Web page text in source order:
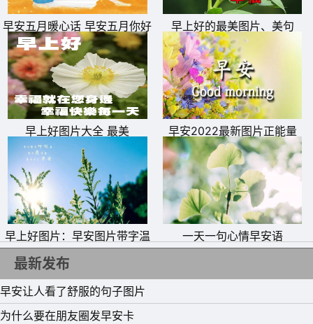
哦。
10、一句感谢就是一种礼数，一句问候就是一种礼物，一个
眼神就是一种鼓舞，一个拥抱就是一种呵护，一条短信就是
一种祝福：周末快乐!
11、忙碌的生活带走的只是时间，对朋友的牵挂常留心底，
一声问候一个祝福，在这美丽神怡的日子里祝您周末愉快。
12、转眼又是周末，朋友你在何处?闲来打开手机，发送真
心祝福!祝你：处处如鱼得水，处处顺风顺水，处处平安喜
乐，处处好运相随!
早安五月暖心话 早安五月你好
文字图片
早上好的最美图片、美句
早上好图片大全 最美 早安2022最新图片正能量
早上好图片：早安图片带字温
馨图片
一天一句心情早安语
最新发布
早安让人看了舒服的句子图片
为什么要在朋友圈发早安卡